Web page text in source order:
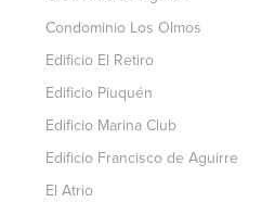
Condominio Los Olmos
Edificio El Retiro
Edificio Piuquén
Edificio Marina Club
Edificio Francisco de Aguirre
El Atrio